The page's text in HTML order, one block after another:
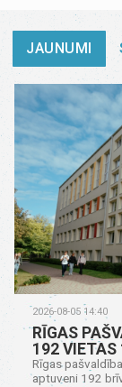
JAUNUMI
2026-08-05 14:40
RĪGAS
192 VIETAS
Rīgas
aptuveni 192